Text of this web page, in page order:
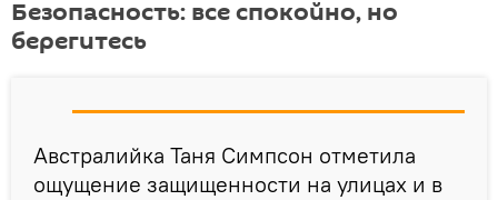
Безопасность: все спокойно, но
берегитесь
Австралийка Таня Симпсон отметила
ощущение защищенности на улицах и в